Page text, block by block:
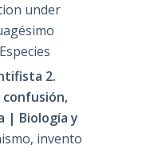
under
2.
confusión,
| Biología y
invento